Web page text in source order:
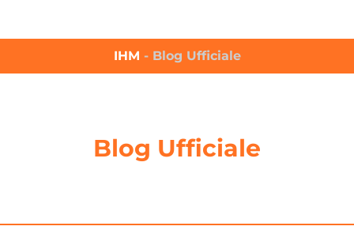
IHM - Blog Ufficiale
Blog Ufficiale